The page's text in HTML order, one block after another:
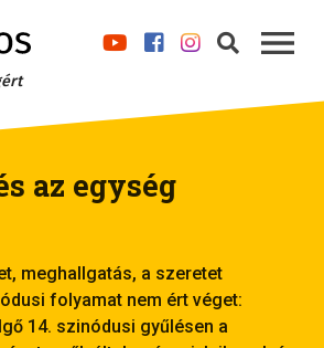
az egység
meghallgatás, a szeretet
folyamat nem ért véget:
14. szinódusi gyűlésen a